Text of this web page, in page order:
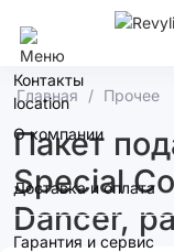
Контакты
О компании
Доставка и оплата
Гарантия и сервис
Главная Прочее
Пакет
Special
Dancer,